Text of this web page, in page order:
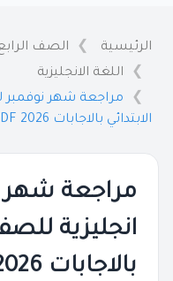
الرئيسية الصف الرابع
اللغة الانجليزية
مراجعة شهر نوفمبر
الابتدائي بالاجابات 2026 PDF
مراجعة شهر
انجليزية للصف
بالاجابات 2026 PDF